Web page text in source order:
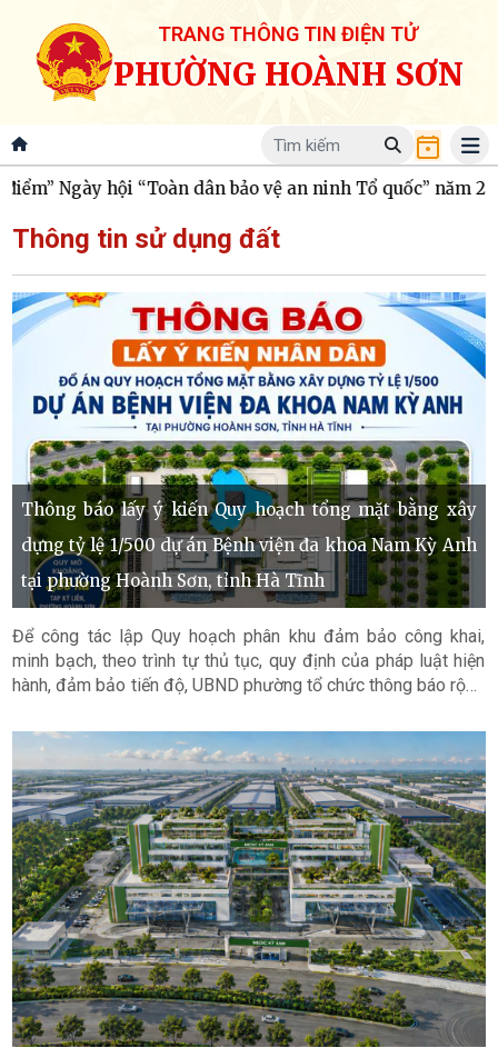
TRANG THÔNG TIN ĐIỆN TỬ
PHƯỜNG HOÀNH SƠN
hội “Toàn dân bảo vệ an ninh Tổ quốc” năm 2026
Thông tin sử dụng đất
Thông báo lấy ý kiến Quy hoạch tổng mặt bằng xây
dựng tỷ lệ 1/500 dự án Bệnh viện đa khoa Nam Kỳ Anh
tại phường Hoành Sơn, tỉnh Hà Tĩnh
Để công tác lập Quy hoạch phân khu đảm bảo công khai,
minh bạch, theo trình tự thủ tục, quy định của pháp luật hiện
hành, đảm bảo tiến độ, UBND phường tổ chức thông báo rộng
có liên quan được biết để tham gia ý kiến